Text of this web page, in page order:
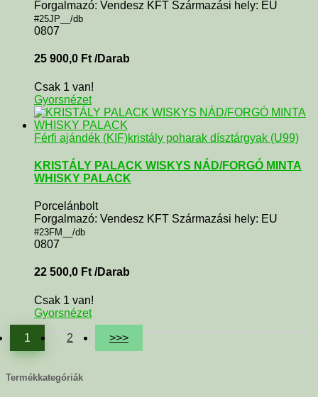
Forgalmazó: Vendesz KFT Származási hely: EU
#25JP__/db
0807
25 900,0 Ft /Darab
Csak 1 van!
Gyorsnézet
Férfi ajándék (KIF)kristály poharak dísztárgyak (U99)
KRISTÁLY PALACK WISKYS NÁD/FORGÓ MINTA
WHISKY PALACK
Porcelánbolt
Forgalmazó: Vendesz KFT Származási hely: EU
#23FM__/db
0807
22 500,0 Ft /Darab
Csak 1 van!
Gyorsnézet
1 2 >>>
Termékkategóriák